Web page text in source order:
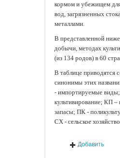
кормом и убежищем
вод, загрязненных
металлами.
В представленной
добычи, методах
(из 134 родов) в 60
В таблице приводятся
синонимы этих
- импортируемые
культивирование; КП
запасы; ПК -
СХ - сельское
Добавить